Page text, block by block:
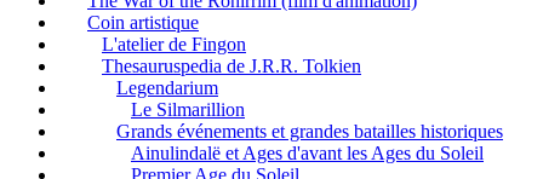
Coin artistique
L'atelier de Fingon
Thesauruspedia de J.R.R. Tolkien
Legendarium
Le Silmarillion
Grands événements et grandes batailles historiques
Ainulindalë et Ages d'avant les Ages du Soleil
Premier Age du Soleil